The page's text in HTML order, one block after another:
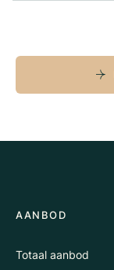
AANBOD
Totaal aanbod